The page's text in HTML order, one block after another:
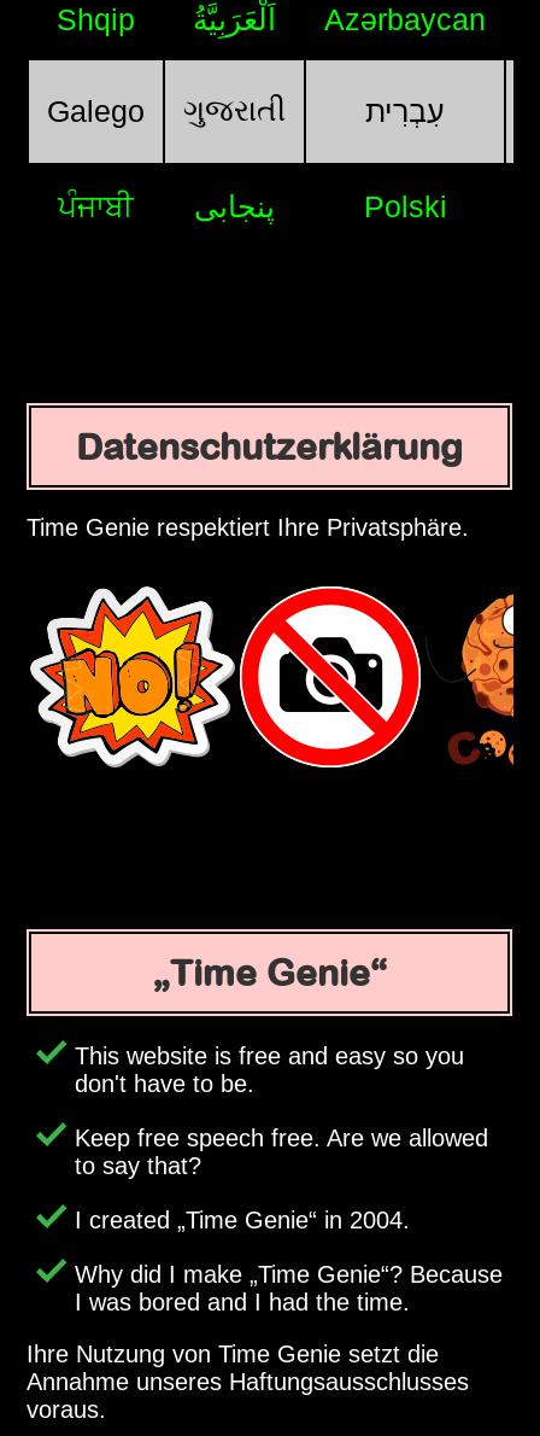
Shqip اَلْعَرَبِيَّةُ Azərbaycan
Galego ગુજરાતી עִבְרִית
ਪੰਜਾਬੀ پنجابی Polski
Datenschutzerklärung
Time Genie respektiert Ihre Privatsphäre.
Time Genie
This website is free and easy so you
don't have to be.
Keep free speech free. Are we allowed
to say that?
I created Time Genie in 2004.
Why did I make Time Genie ? Because
I was bored and I had the time.
Ihre Nutzung von Time Genie setzt die
Annahme unseres Haftungsausschlusses
voraus.